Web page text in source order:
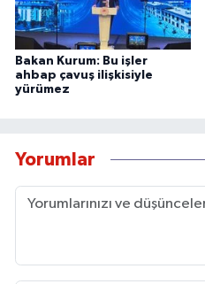
Bakan Kurum: Bu işler
ahbap çavuş ilişkisiyle
yürümez
Yorumlar